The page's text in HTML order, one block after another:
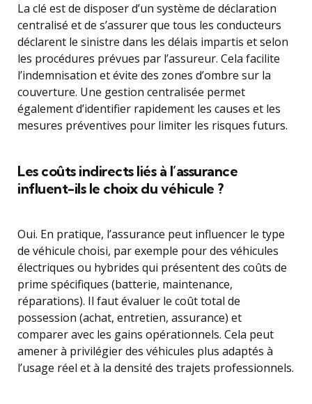
La clé est de disposer d’un système de déclaration
centralisé et de s’assurer que tous les conducteurs
déclarent le sinistre dans les délais impartis et selon
les procédures prévues par l’assureur. Cela facilite
l’indemnisation et évite des zones d’ombre sur la
couverture. Une gestion centralisée permet
également d’identifier rapidement les causes et les
mesures préventives pour limiter les risques futurs.
Les coûts indirects liés à l’assurance
influent-ils le choix du véhicule ?
Oui. En pratique, l’assurance peut influencer le type
de véhicule choisi, par exemple pour des véhicules
électriques ou hybrides qui présentent des coûts de
prime spécifiques (batterie, maintenance,
réparations). Il faut évaluer le coût total de
possession (achat, entretien, assurance) et
comparer avec les gains opérationnels. Cela peut
amener à privilégier des véhicules plus adaptés à
l’usage réel et à la densité des trajets professionnels.